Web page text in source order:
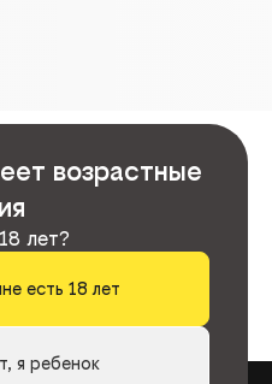
возрастные
лет?
есть 18 лет
я ребенок